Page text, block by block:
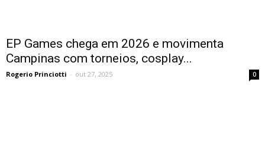
EP Games chega em 2026 e movimenta
Campinas com torneios, cosplay...
Rogerio Princiotti - out 27, 2025 0